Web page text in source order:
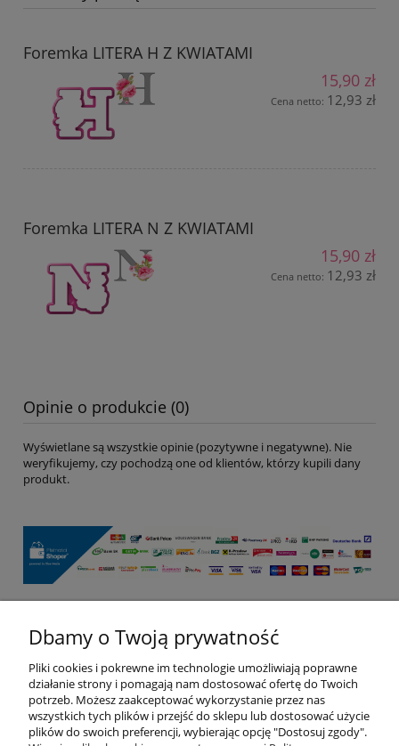
Foremka LITERA H Z KWIATAMI
15,90 zł
Cena netto: 12,93 zł
Foremka LITERA N Z KWIATAMI
15,90 zł
Cena netto: 12,93 zł
Opinie o produkcie (0)
Wyświetlane są wszystkie opinie (pozytywne i negatywne). Nie
weryfikujemy, czy pochodzą one od klientów, którzy kupili dany
produkt.
Pomoc
Moje konto
Płatności i dostawa
Dbamy o Twoją prywatność
Pliki cookies i pokrewne im technologie umożliwiają poprawne
działanie strony i pomagają nam dostosować ofertę do Twoich
potrzeb. Możesz zaakceptować wykorzystanie przez nas
wszystkich tych plików i przejść do sklepu lub dostosować użycie
plików do swoich preferencji, wybierając opcję "Dostosuj zgody".